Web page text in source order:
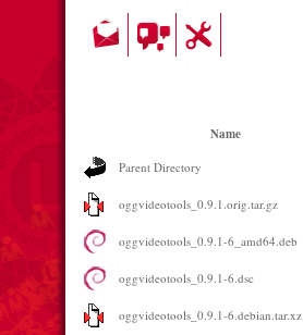
Name
Parent Directory
oggvideotools_0.9.1.orig.tar.gz
oggvideotools_0.9.1-6_amd64.deb
oggvideotools_0.9.1-6.dsc
oggvideotools_0.9.1-6.debian.tar.xz